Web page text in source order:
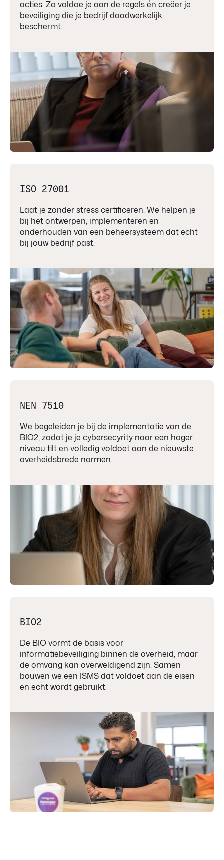
acties. Zo voldoe je aan de regels én creëer je
beveiliging die je bedrijf daadwerkelijk
beschermt.
ISO 27001
Laat je zonder stress certificeren. We helpen je
bij het ontwerpen, implementeren en
onderhouden van een beheersysteem dat echt
bij jouw bedrijf past.
NEN 7510
We begeleiden je bij de implementatie van de
BIO2, zodat je je cybersecyrity naar een hoger
niveau tilt en volledig voldoet aan de nieuwste
overheidsbrede normen.
BIO2
De BIO vormt de basis voor
informatiebeveiliging binnen de overheid, maar
de omvang kan overweldigend zijn. Samen
bouwen we een ISMS dat voldoet aan de eisen
en echt wordt gebruikt.